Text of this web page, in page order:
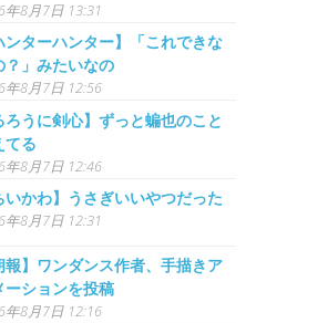
年8月7日 13:31
ンターハンター】「これできな
？」みたいなの
年8月7日 12:56
ろうに剣心】ずっと蝙也のこと
てる
年8月7日 12:46
いかわ】うさぎいいやつだった
年8月7日 12:31
報】ワンダンス作者、手描きア
ーションを投稿
年8月7日 12:16